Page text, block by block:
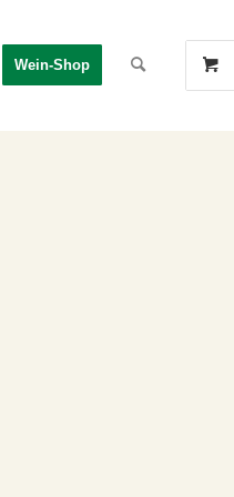
Wein-Shop